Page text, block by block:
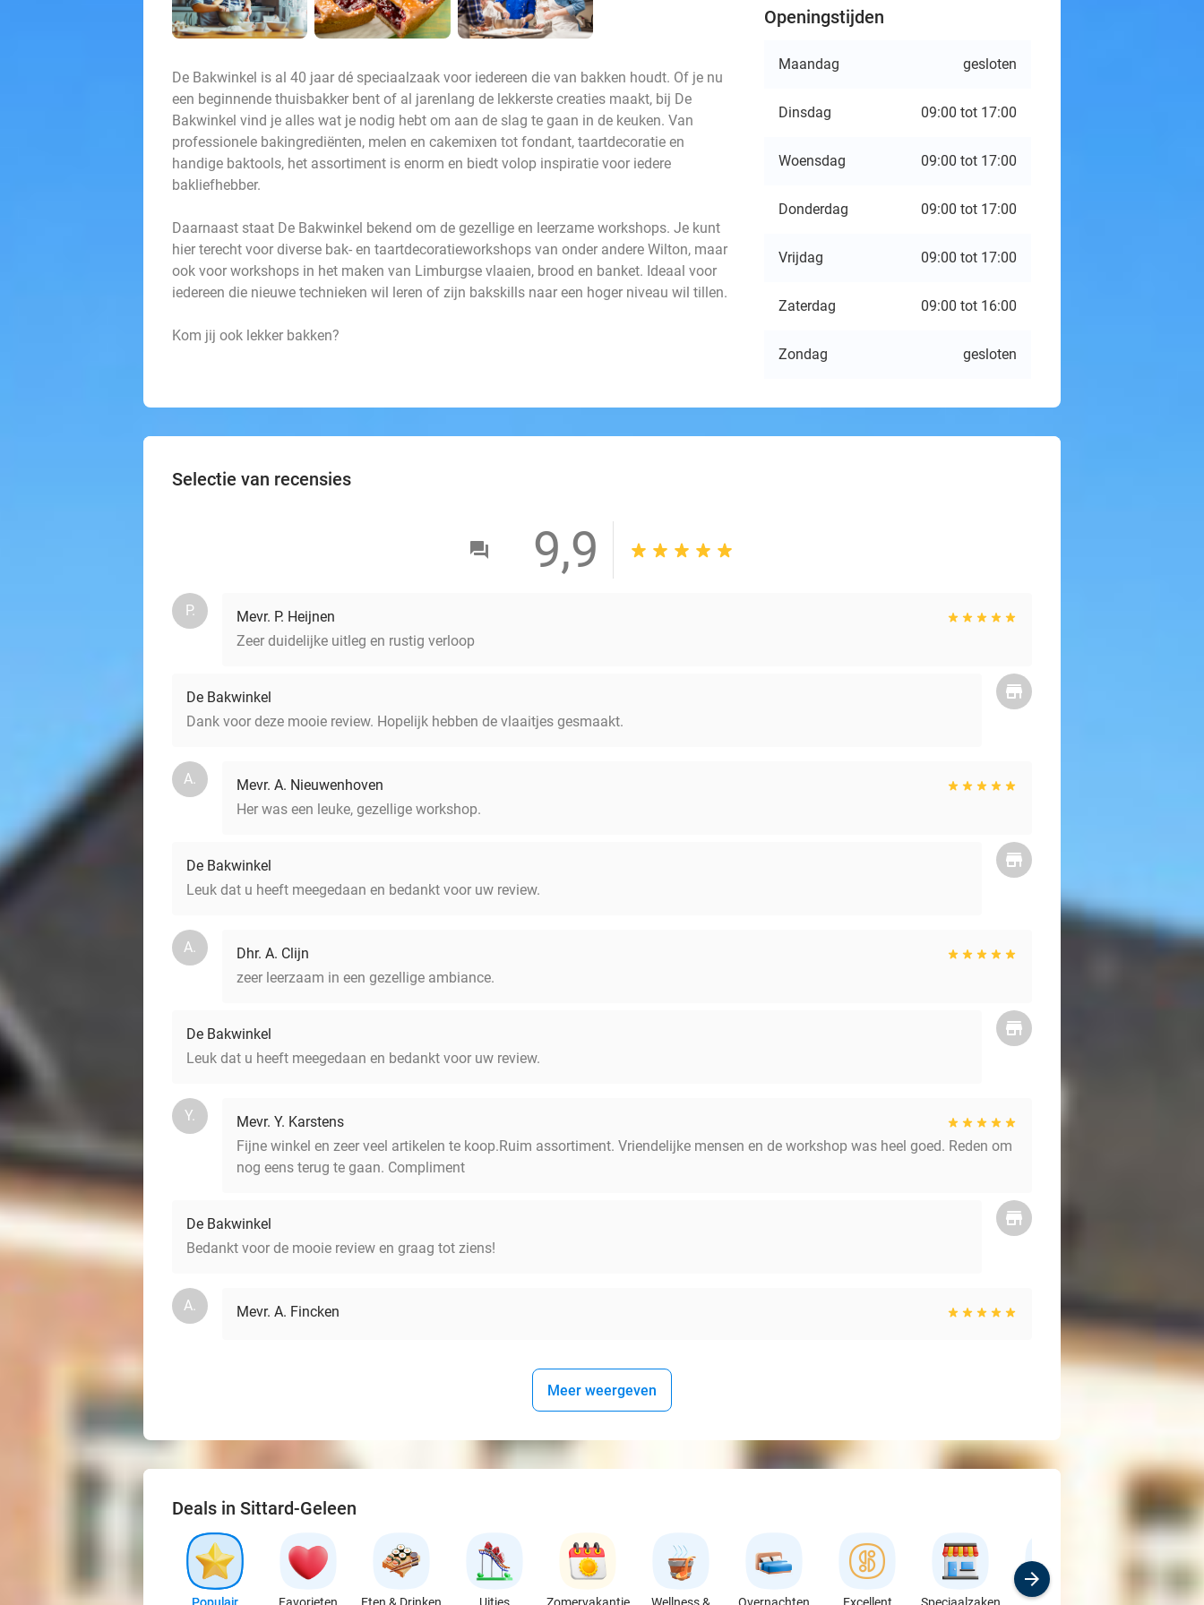
De Bakwinkel is al 40 jaar dé speciaalzaak voor iedereen die van bakken houdt. Of je nu
een beginnende thuisbakker bent of al jarenlang de lekkerste creaties maakt, bij De
Bakwinkel vind je alles wat je nodig hebt om aan de slag te gaan in de keuken. Van
professionele bakingrediënten, melen en cakemixen tot fondant, taartdecoratie en
handige baktools, het assortiment is enorm en biedt volop inspiratie voor iedere
bakliefhebber.
Daarnaast staat De Bakwinkel bekend om de gezellige en leerzame workshops. Je kunt
hier terecht voor diverse bak- en taartdecoratieworkshops van onder andere Wilton, maar
ook voor workshops in het maken van Limburgse vlaaien, brood en banket. Ideaal voor
iedereen die nieuwe technieken wil leren of zijn bakskills naar een hoger niveau wil tillen.
Kom jij ook lekker bakken?
Openingstijden
Maandag gesloten
Dinsdag 09:00 tot 17:00
Woensdag 09:00 tot 17:00
Donderdag 09:00 tot 17:00
Vrijdag 09:00 tot 17:00
Zaterdag 09:00 tot 16:00
Zondag gesloten
Selectie van recensies
9,9
P.
Mevr. P. Heijnen
Zeer duidelijke uitleg en rustig verloop
De Bakwinkel
Dank voor deze mooie review. Hopelijk hebben de vlaaitjes gesmaakt.
A.
Mevr. A. Nieuwenhoven
Her was een leuke, gezellige workshop.
De Bakwinkel
Leuk dat u heeft meegedaan en bedankt voor uw review.
A.
Dhr. A. Clijn
zeer leerzaam in een gezellige ambiance.
De Bakwinkel
Leuk dat u heeft meegedaan en bedankt voor uw review.
Y.
Mevr. Y. Karstens
Fijne winkel en zeer veel artikelen te koop.Ruim assortiment. Vriendelijke mensen en de workshop was heel goed. Reden om
nog eens terug te gaan. Compliment
De Bakwinkel
Bedankt voor de mooie review en graag tot ziens!
A. Mevr. A. Fincken
Meer weergeven
Deals in Sittard-Geleen